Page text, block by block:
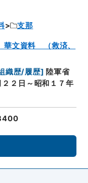
支那
文資料 （救済、
織歴/履歴] 陸軍省
２日～昭和１７年